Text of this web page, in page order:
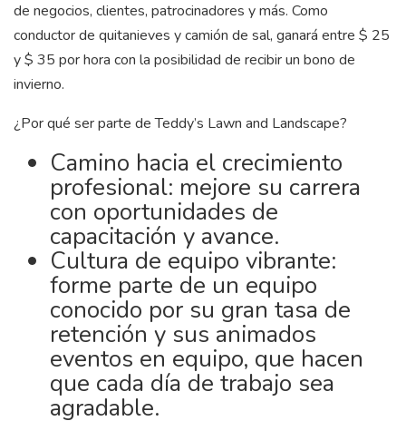
de negocios, clientes, patrocinadores y más. Como
conductor de quitanieves y camión de sal, ganará entre $ 25
y $ 35 por hora con la posibilidad de recibir un bono de
invierno.
¿Por qué ser parte de Teddy’s Lawn and Landscape?
Camino hacia el crecimiento
profesional: mejore su carrera
con oportunidades de
capacitación y avance.
Cultura de equipo vibrante:
forme parte de un equipo
conocido por su gran tasa de
retención y sus animados
eventos en equipo, que hacen
que cada día de trabajo sea
agradable.